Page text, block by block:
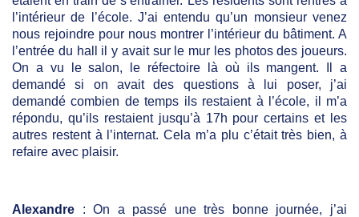
l’intérieur de l’école. J’ai entendu qu’un monsieur venez
nous rejoindre pour nous montrer l’intérieur du bâtiment. A
l’entrée du hall il y avait sur le mur les photos des joueurs.
On a vu le salon, le réfectoire là où ils mangent. Il a
demandé si on avait des questions à lui poser, j’ai
demandé combien de temps ils restaient à l’école, il m’a
répondu, qu’ils restaient jusqu’à 17h pour certains et les
autres restent à l’internat. Cela m’a plu c’était très bien, à
refaire avec plaisir.
Alexandre : On a passé une très bonne journée, j’ai